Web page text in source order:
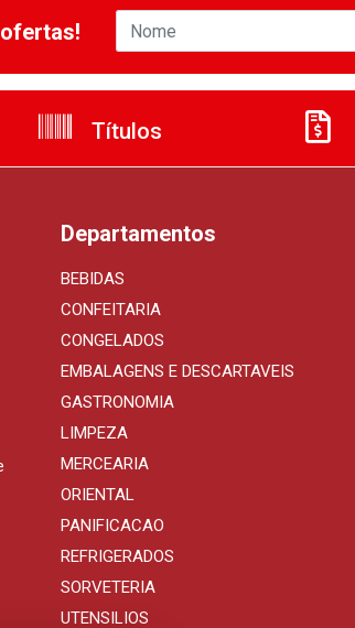
Títulos
Departamentos
BEBIDAS
CONFEITARIA
CONGELADOS
EMBALAGENS E DESCARTAVEIS
GASTRONOMIA
LIMPEZA
MERCEARIA
ORIENTAL
PANIFICACAO
REFRIGERADOS
SORVETERIA
UTENSILIOS